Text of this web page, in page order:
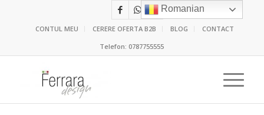
CONTUL MEU CERERE OFERTA B2B BLOG
CONTACT
Telefon:0787755555
Romanian